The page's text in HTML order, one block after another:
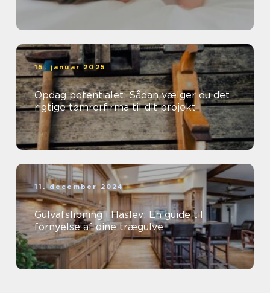
15. januar 2025
Opdag potentialet: Sådan vælger du det
rigtige tømrerfirma til dit projekt
11. december 2024
Gulvafslibning i Haslev: En guide til
fornyelse af dine trægulve